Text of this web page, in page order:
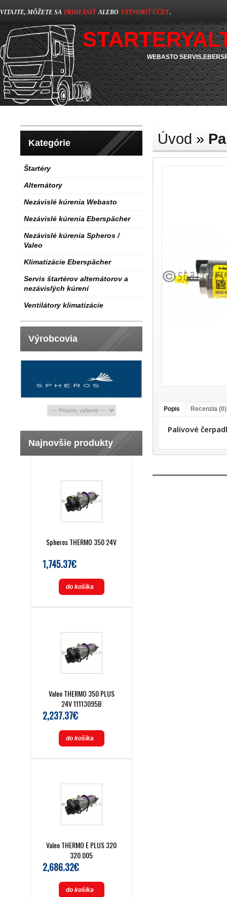
VITAJTE, MÔŽETE SA PRIHLÁSIŤ ALEBO VYTVORIŤ ÚČET.
WEBASTO
Kategórie
Štartéry
Alternátory
Nezávislé kúrenia Webasto
Nezávislé kúrenia Eberspächer
Nezávislé kúrenia Spheros /
Valeo
Klimatizácie Eberspächer
Servis štartérov alternátorov a
nezávislých kúrení
Ventilátory klimatizácie
Výrobcovia
Najnovšie produkty
Spheros THERMO 350 24V
1,745.37€
do košíka
Valeo THERMO 350 PLUS
24V 11113095B
2,237.37€
do košíka
Valeo THERMO E PLUS 320
320.005
2,686.32€
do košíka
Úvod »
Popis Recenzia (0)
Palivové